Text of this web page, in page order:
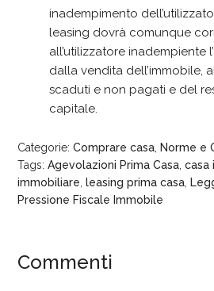
inadempimento
leasing dovrà comunque
all’utilizzatore inadempiente
dalla vendita dell’immobile,
scaduti e non pagati e del
capitale.
Categorie:Comprare casa, Norme e
Tags:Agevolazioni Prima Casa,casa
immobiliare,leasing prima casa,
Pressione Fiscale Immobile
Commenti